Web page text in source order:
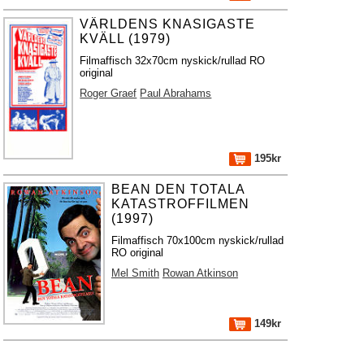
VÄRLDENS KNASIGASTE
KVÄLL (1979)
Filmaffisch 32x70cm nyskick/rullad RO
original
Roger Graef Paul Abrahams
195kr
BEAN DEN TOTALA
KATASTROFFILMEN
(1997)
Filmaffisch 70x100cm nyskick/rullad
RO original
Mel Smith Rowan Atkinson
149kr